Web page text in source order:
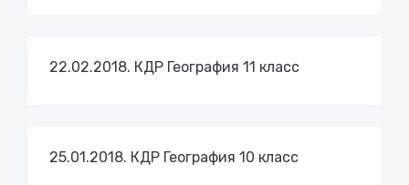
22.02.2018. КДР География 11 класс
25.01.2018. КДР География 10 класс